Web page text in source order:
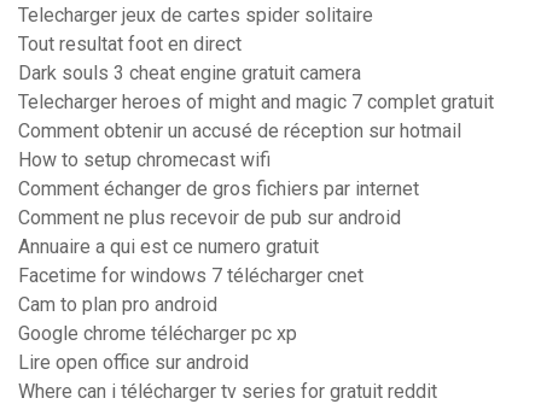
Telecharger jeux de cartes spider solitaire
Tout resultat foot en direct
Dark souls 3 cheat engine gratuit camera
Telecharger heroes of might and magic 7 complet gratuit
Comment obtenir un accusé de réception sur hotmail
How to setup chromecast wifi
Comment échanger de gros fichiers par internet
Comment ne plus recevoir de pub sur android
Annuaire a qui est ce numero gratuit
Facetime for windows 7 télécharger cnet
Cam to plan pro android
Google chrome télécharger pc xp
Lire open office sur android
Where can i télécharger tv series for gratuit reddit